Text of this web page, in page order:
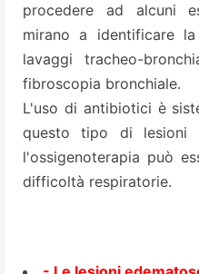
procedere ad alcuni
mirano a identificare
lavaggi tracheo-
fibroscopia bronchiale.
L'uso di antibiotici è
questo tipo di lesioni
l'ossigenoterapia può
difficoltà respiratorie.